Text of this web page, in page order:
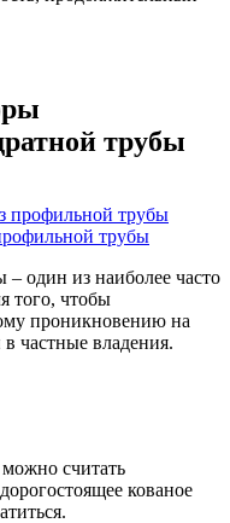
трубы
трубы
один из наиболее часто
того, чтобы
проникновению на
частные владения.
считать
кованое